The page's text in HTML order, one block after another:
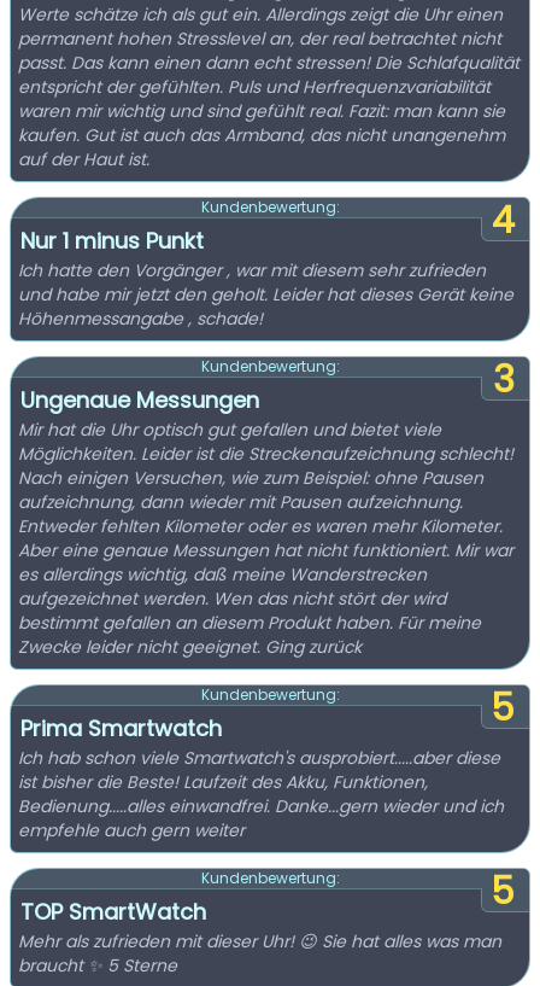
Werte schätze ich als gut ein. Allerdings zeigt die Uhr einen
permanent hohen Stresslevel an, der real betrachtet nicht
passt. Das kann einen dann echt stressen! Die Schlafqualität
entspricht der gefühlten. Puls und Herfrequenzvariabilität
waren mir wichtig und sind gefühlt real. Fazit: man kann sie
kaufen. Gut ist auch das Armband, das nicht unangenehm
auf der Haut ist.
4
Kundenbewertung:
Nur 1 minus Punkt
Ich hatte den Vorgänger , war mit diesem sehr zufrieden
und habe mir jetzt den geholt. Leider hat dieses Gerät keine
Höhenmessangabe , schade!
3
Kundenbewertung:
Ungenaue Messungen
Mir hat die Uhr optisch gut gefallen und bietet viele
Möglichkeiten. Leider ist die Streckenaufzeichnung schlecht!
Nach einigen Versuchen, wie zum Beispiel: ohne Pausen
aufzeichnung, dann wieder mit Pausen aufzeichnung.
Entweder fehlten Kilometer oder es waren mehr Kilometer.
Aber eine genaue Messungen hat nicht funktioniert. Mir war
es allerdings wichtig, daß meine Wanderstrecken
aufgezeichnet werden. Wen das nicht stört der wird
bestimmt gefallen an diesem Produkt haben. Für meine
Zwecke leider nicht geeignet. Ging zurück
5
Kundenbewertung:
Prima Smartwatch
Ich hab schon viele Smartwatch's ausprobiert.....aber diese
ist bisher die Beste! Laufzeit des Akku, Funktionen,
Bedienung.....alles einwandfrei. Danke...gern wieder und ich
empfehle auch gern weiter
5
Kundenbewertung:
TOP SmartWatch
Mehr als zufrieden mit dieser Uhr! 😉 Sie hat alles was man
braucht ✨ 5 Sterne